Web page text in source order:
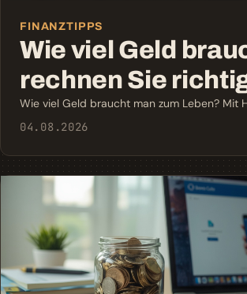
FINANZTIPPS
Wie viel Geld
rechnen Sie
Wie viel Geld braucht man zum Leben? Mit
04.08.2026